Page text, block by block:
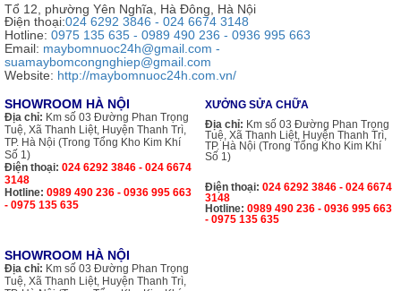
Tổ 12, phường Yên Nghĩa, Hà Đông, Hà Nội
Điện thoại:024 6292 3846 - 024 6674 3148
Hotline: 0975 135 635 - 0989 490 236 - 0936 995 663
Email: maybomnuoc24h@gmail.com -
suamaybomcongnghiep@gmail.com
Website: http://maybomnuoc24h.com.vn/
SHOWROOM HÀ NỘI
Địa chỉ: Km số 03 Đường Phan Trọng
Tuệ, Xã Thanh Liệt, Huyện Thanh Trì,
TP. Hà Nội (Trong Tổng Kho Kim Khí
Số 1)
Điện thoại: 024 6292 3846 - 024 6674
3148
Hotline: 0989 490 236 - 0936 995 663
- 0975 135 635
XƯỞNG SỬA CHỮA
Địa chỉ: Km số 03 Đường Phan Trọng
Tuệ, Xã Thanh Liệt, Huyện Thanh Trì,
TP. Hà Nội (Trong Tổng Kho Kim Khí
Số 1)
Điện thoại: 024 6292 3846 - 024 6674
3148
Hotline: 0989 490 236 - 0936 995 663
- 0975 135 635
SHOWROOM HÀ NỘI
Địa chỉ: Km số 03 Đường Phan Trọng
Tuệ, Xã Thanh Liệt, Huyện Thanh Trì,